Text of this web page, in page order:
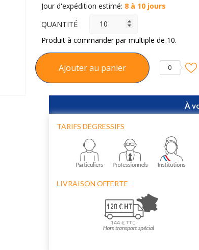
Jour d'expédition estimé: 8 à 10 jours
QUANTITÉ
Produit à commander par multiple de 10.
Ajouter au panier 0
À
TARIFS DÉGRESSIFS
LIVRAISON OFFERTE